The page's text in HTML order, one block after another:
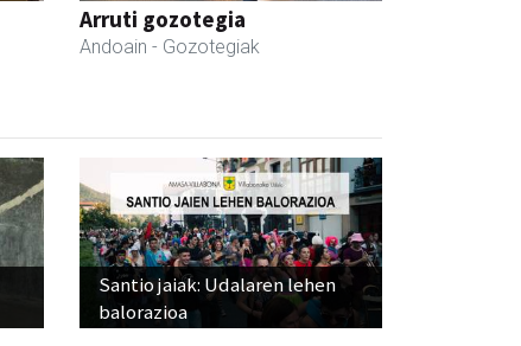
Arruti gozotegia
Andoain - Gozotegiak
Santio jaiak: Udalaren lehen
balorazioa